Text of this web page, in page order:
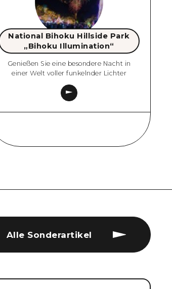
National Bihoku Hillside Park
„Bihoku Illumination“
Genießen Sie eine besondere Nacht in
einer Welt voller funkelnder Lichter
Alle Sonderartikel